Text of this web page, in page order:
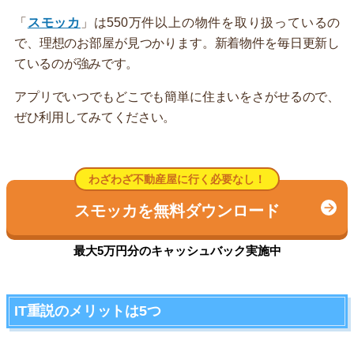
「 スモッカ 」は550万件以上の物件を取り扱っているの
で、理想のお部屋が見つかります。新着物件を毎日更新し
ているのが強みです。
アプリでいつでもどこでも簡単に住まいをさがせるので、
ぜひ利用してみてください。
わざわざ不動産屋に行く必要なし！
スモッカを無料ダウンロード
最大5万円分のキャッシュバック実施中
IT重説のメリットは5つ